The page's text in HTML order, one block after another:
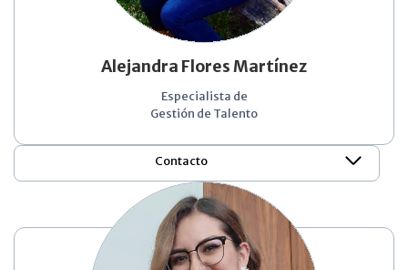
Alejandra Flores Martínez
Especialista de
Gestión de Talento
Contacto